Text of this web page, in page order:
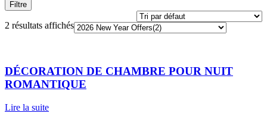
Filtre
2 résultats affichés
DÉCORATION DE CHAMBRE POUR NUIT
ROMANTIQUE
Lire la suite